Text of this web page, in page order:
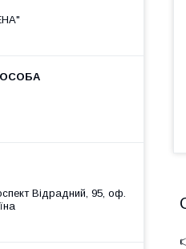
Відрадний, 95, оф.